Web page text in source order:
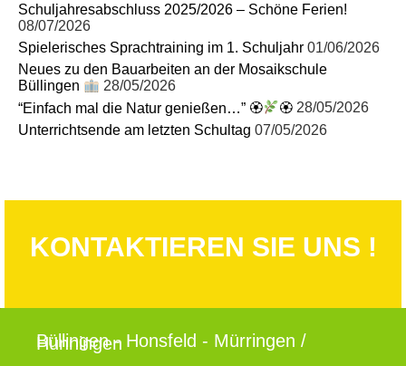
Schuljahresabschluss 2025/2026 – Schöne Ferien!
08/07/2026
Spielerisches Sprachtraining im 1. Schuljahr 01/06/2026
Neues zu den Bauarbeiten an der Mosaikschule
Büllingen
28/05/2026
“Einfach mal die Natur genießen…” 🏵
🏵 28/05/2026
Unterrichtsende am letzten Schultag 07/05/2026
KONTAKTIEREN SIE UNS !
Büllingen - Honsfeld - Mürringen /
Hünningen